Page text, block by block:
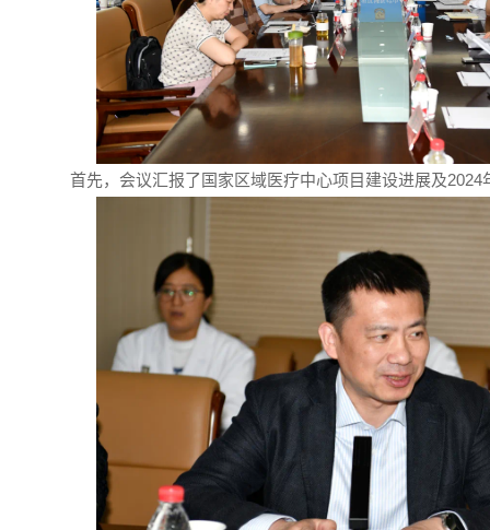
首先，会议汇报了国家区域医疗中心项目建设进展及2024